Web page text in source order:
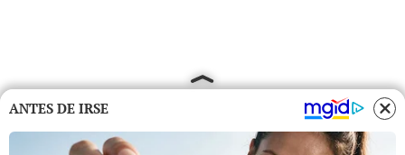
ANTES DE IRSE